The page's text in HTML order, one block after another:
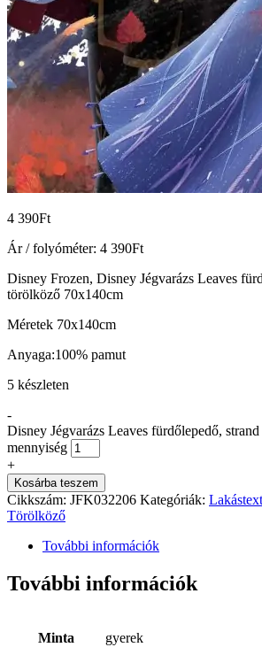
4 390Ft
Ár / folyóméter: 4 390Ft
Disney Frozen, Disney Jégvarázs Leaves
törölköző 70x140cm
Méretek 70x140cm
Anyaga:100% pamut
5 készleten
-
Disney Jégvarázs Leaves fürdőlepedő,
mennyiség
+
Kosárba teszem
Cikkszám: JFK032206 Kategóriák:
Törölköző
További információk
További információk
Minta gyerek